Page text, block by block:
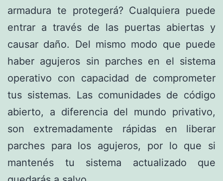
armadura te protegerá? Cualquiera puede
entrar a través de las puertas abiertas y
causar daño. Del mismo modo que puede
haber agujeros sin parches en el sistema
operativo con capacidad de comprometer
tus sistemas. Las comunidades de código
abierto, a diferencia del mundo privativo,
son extremadamente rápidas en liberar
parches para los agujeros, por lo que si
mantenés tu sistema actualizado que